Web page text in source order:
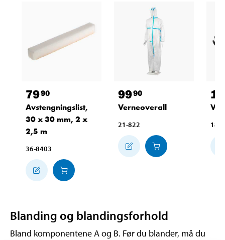
7990
Avstengningslist,
30 x 30 mm, 2 x
2,5 m
36-8403
9990
Verneoverall
21-822 18-
Blanding og blandingsforhold
Bland komponentene A og B. Før du blander, må du